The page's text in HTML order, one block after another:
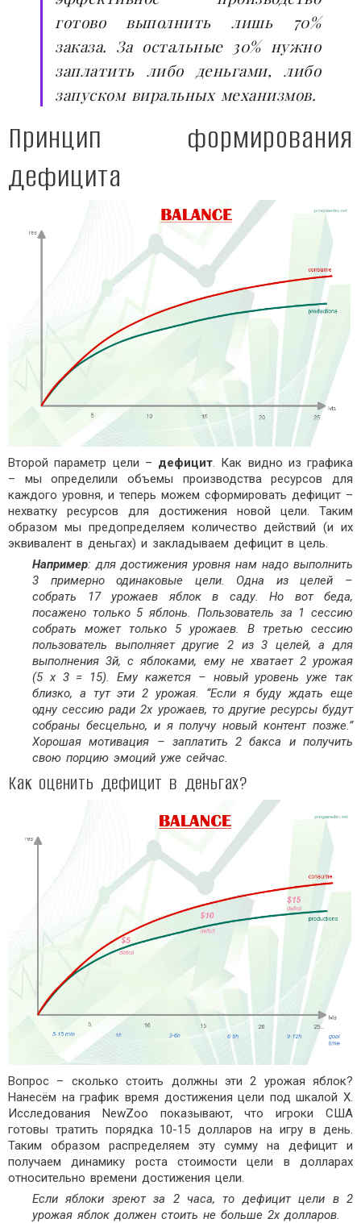
готово выполнить лишь 70%
заказа. За остальные 30% нужно
заплатить либо деньгами, либо
запуском виральных механизмов.
Принцип формирования
дефицита
Второй параметр цели – дефицит. Как видно из графика
– мы определили объемы производства ресурсов для
каждого уровня, и теперь можем сформировать дефицит –
нехватку ресурсов для достижения новой цели. Таким
образом мы предопределяем количество действий (и их
эквивалент в деньгах) и закладываем дефицит в цель.
Например: для достижения уровня нам надо выполнить
3 примерно одинаковые цели. Одна из целей –
собрать 17 урожаев яблок в саду. Но вот беда,
посажено только 5 яблонь. Пользователь за 1 сессию
собрать может только 5 урожаев. В третью сессию
пользователь выполняет другие 2 из 3 целей, а для
выполнения 3й, с яблоками, ему не хватает 2 урожая
(5 х 3 = 15). Ему кажется – новый уровень уже так
близко, а тут эти 2 урожая. “Если я буду ждать еще
одну сессию ради 2х урожаев, то другие ресурсы будут
собраны бесцельно, и я получу новый контент позже.”
Хорошая мотивация – заплатить 2 бакса и получить
свою порцию эмоций уже сейчас.
Как оценить дефицит в деньгах?
Вопрос – сколько стоить должны эти 2 урожая яблок?
Нанесём на график время достижения цели под шкалой Х.
Исследования NewZoo показывают, что игроки США
готовы тратить порядка 10-15 долларов на игру в день.
Таким образом распределяем эту сумму на дефицит и
получаем динамику роста стоимости цели в долларах
относительно времени достижения цели.
Если яблоки зреют за 2 часа, то дефицит цели в 2
урожая яблок должен стоить не больше 2х долларов.